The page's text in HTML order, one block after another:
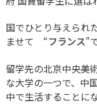
国でひとり与えられ
ませて “フランス”
留学先の北京中央美
な大学の一つで、中
中で生活することに